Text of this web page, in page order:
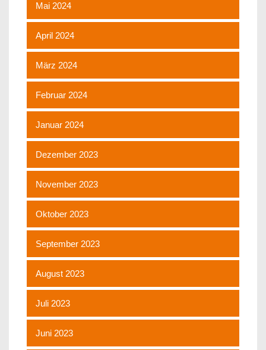
Mai 2024
April 2024
März 2024
Februar 2024
Januar 2024
Dezember 2023
November 2023
Oktober 2023
September 2023
August 2023
Juli 2023
Juni 2023